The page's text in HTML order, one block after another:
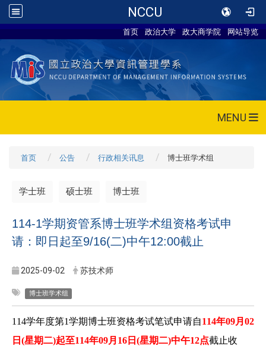
NCCU
首页 政治大学 政大商学院 网站导览
MENU
首页 公告 行政相关讯息 博士班学术组
学士班 硕士班 博士班
114-1学期资管系博士班学术组资格考试申
请：即日起至9/16(二)中午12:00截止
2025-09-02 苏技术师
博士班学术组
114学年度第1学期博士班资格考试笔试申请自114年09月02
日(星期二)起至114年09月16日(星期二)中午12点截止收